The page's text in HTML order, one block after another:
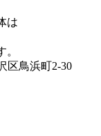
は
区鳥浜町2-30